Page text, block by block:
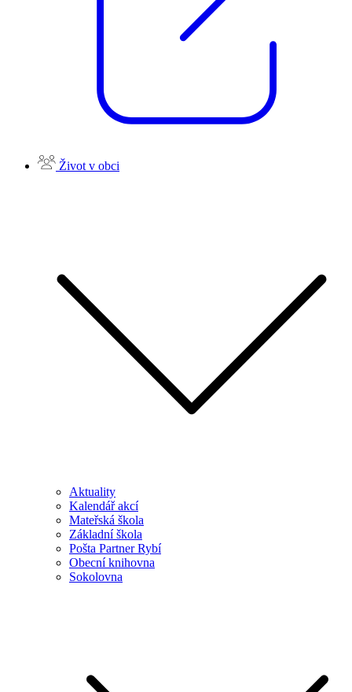
Život v obci
Aktuality
Kalendář akcí
Mateřská škola
Základní škola
Pošta Partner Rybí
Obecní knihovna
Sokolovna